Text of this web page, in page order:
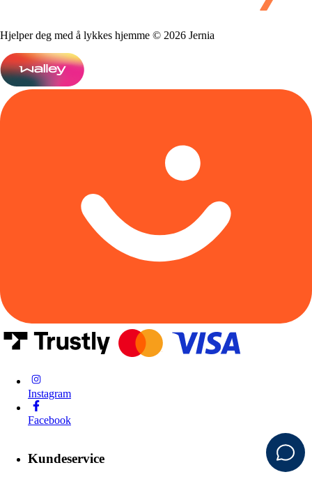
Hjelper deg med å lykkes hjemme © 2026 Jernia
Instagram
Facebook
Kundeservice